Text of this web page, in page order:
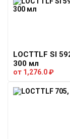
LOCTTLF SI
300 мл
от 1,276.0₽